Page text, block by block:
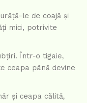
le de coajă și
mici, potrivite
Într-o tigaie,
ceapa până devine
și ceapa călită,